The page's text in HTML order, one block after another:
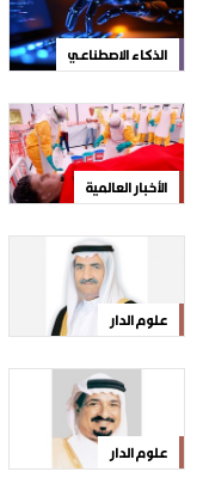
الذكاء الاصطناعي
الأخبار العالمية
علوم الدار
علوم الدار